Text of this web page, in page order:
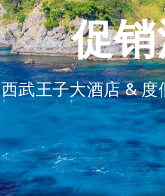
促
武王子大酒店 &